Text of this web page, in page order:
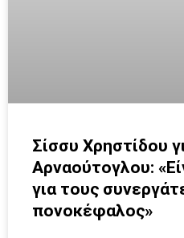
Σίσσυ Χρηστίδου
Αρναούτογλου:
για τους
πονοκέφαλος»